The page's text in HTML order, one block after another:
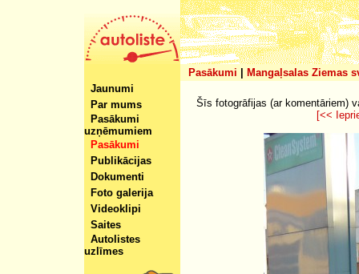
Pasākumi
Mangaļsalas Ziemas
Jaunumi
Par mums
Pasākumi
uzņēmumiem
Pasākumi
Publikācijas
Dokumenti
Foto galerija
Videoklipi
Saites
Autolistes
uzlīmes
Šīs fotogrāfijas (ar komentāriem)
[<<